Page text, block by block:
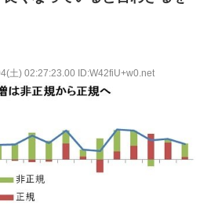
土) 02:27:23.00 ID:W42fiU+w0.net